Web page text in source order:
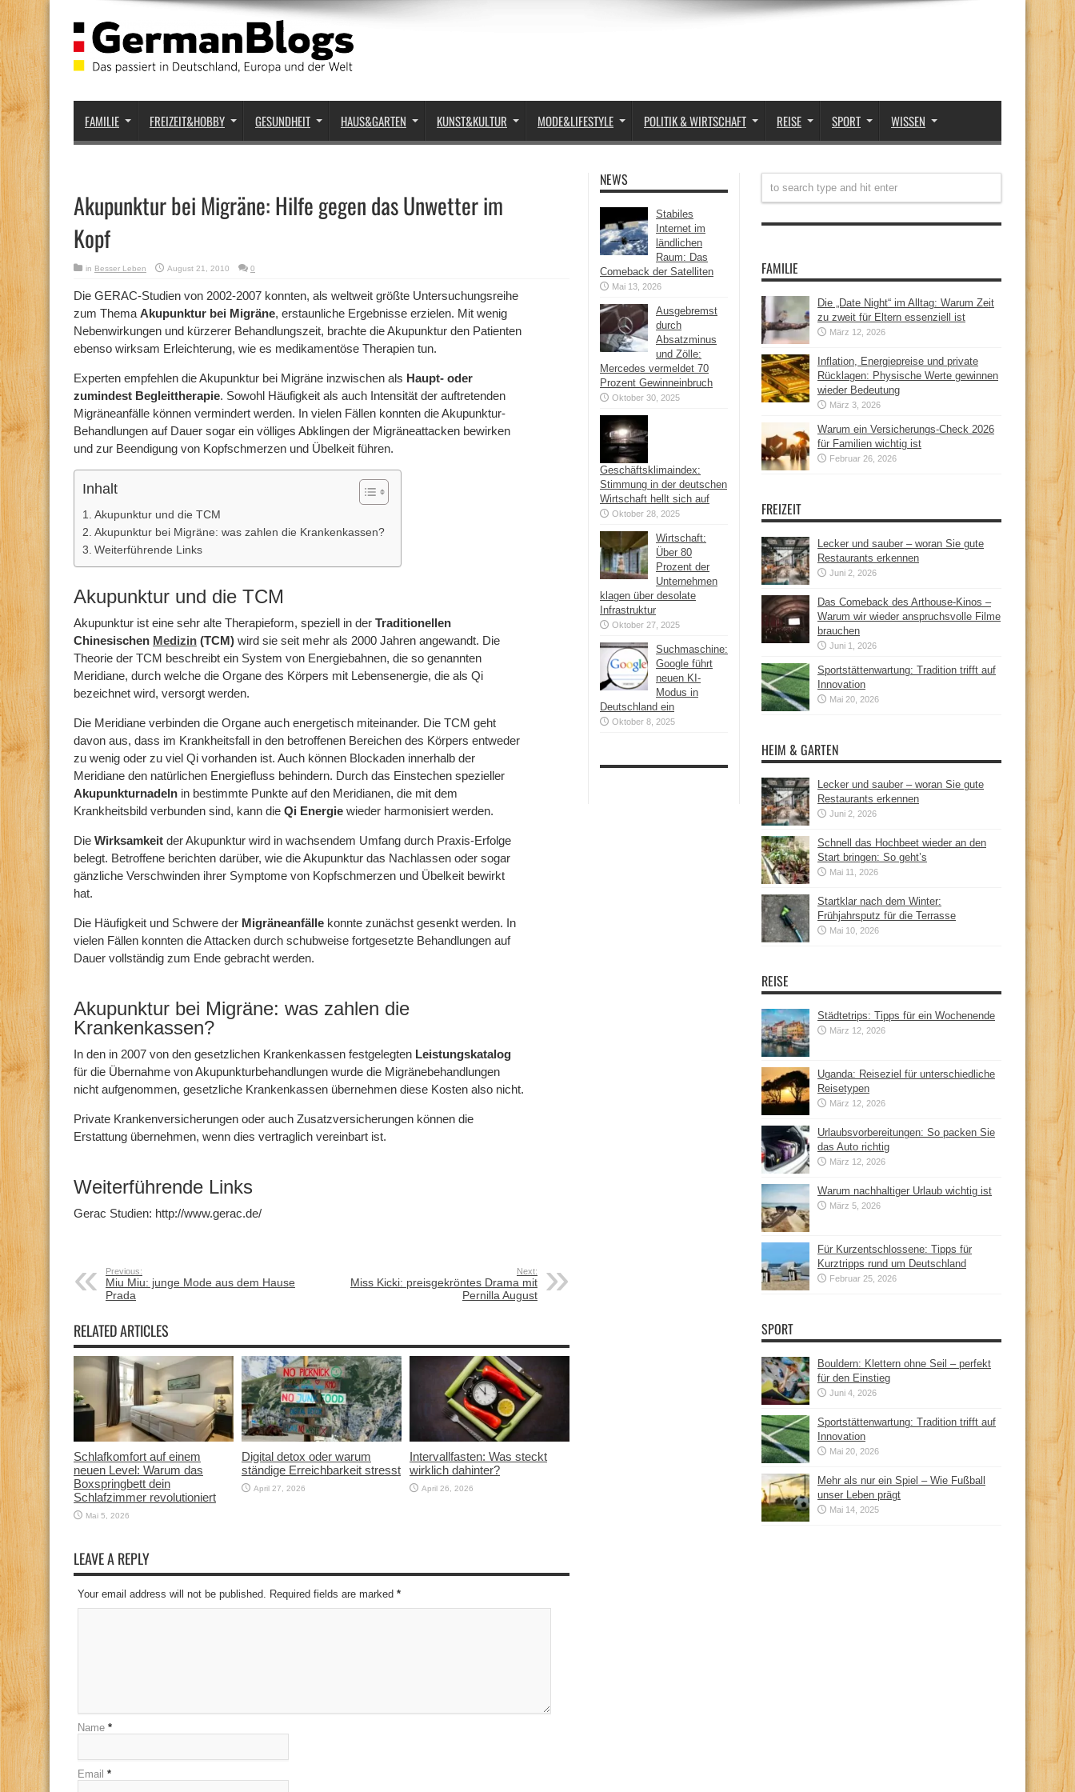
FAMILIE FREIZEIT&HOBBY GESUNDHEIT HAUS&GARTEN KUNST&KULTUR MODE&LIFESTYLE POLITIK & WIRTSCHAFT REISE SPORT WISSEN
Akupunktur bei Migräne: Hilfe gegen das Unwetter im
Kopf
in Besser Leben August 21, 2010 0
Die GERAC-Studien von 2002-2007 konnten, als weltweit größte Untersuchungsreihe
zum Thema Akupunktur bei Migräne, erstaunliche Ergebnisse erzielen. Mit wenig
Nebenwirkungen und kürzerer Behandlungszeit, brachte die Akupunktur den Patienten
ebenso wirksam Erleichterung, wie es medikamentöse Therapien tun.
Experten empfehlen die Akupunktur bei Migräne inzwischen als Haupt- oder
zumindest Begleittherapie. Sowohl Häufigkeit als auch Intensität der auftretenden
Migräneanfälle können vermindert werden. In vielen Fällen konnten die Akupunktur-
Behandlungen auf Dauer sogar ein völliges Abklingen der Migräneattacken bewirken
und zur Beendigung von Kopfschmerzen und Übelkeit führen.
Inhalt
Akupunktur und die TCM
Akupunktur bei Migräne: was zahlen die Krankenkassen?
Weiterführende Links
Akupunktur und die TCM
Akupunktur ist eine sehr alte Therapieform, speziell in der Traditionellen
Chinesischen Medizin (TCM) wird sie seit mehr als 2000 Jahren angewandt. Die
Theorie der TCM beschreibt ein System von Energiebahnen, die so genannten
Meridiane, durch welche die Organe des Körpers mit Lebensenergie, die als Qi
bezeichnet wird, versorgt werden.
Die Meridiane verbinden die Organe auch energetisch miteinander. Die TCM geht
davon aus, dass im Krankheitsfall in den betroffenen Bereichen des Körpers entweder
zu wenig oder zu viel Qi vorhanden ist. Auch können Blockaden innerhalb der
Meridiane den natürlichen Energiefluss behindern. Durch das Einstechen spezieller
Akupunkturnadeln in bestimmte Punkte auf den Meridianen, die mit dem
Krankheitsbild verbunden sind, kann die Qi Energie wieder harmonisiert werden.
Die Wirksamkeit der Akupunktur wird in wachsendem Umfang durch Praxis-Erfolge
belegt. Betroffene berichten darüber, wie die Akupunktur das Nachlassen oder sogar
gänzliche Verschwinden ihrer Symptome von Kopfschmerzen und Übelkeit bewirkt
hat.
Die Häufigkeit und Schwere der Migräneanfälle konnte zunächst gesenkt werden. In
vielen Fällen konnten die Attacken durch schubweise fortgesetzte Behandlungen auf
Dauer vollständig zum Ende gebracht werden.
Akupunktur bei Migräne: was zahlen die
Krankenkassen?
In den in 2007 von den gesetzlichen Krankenkassen festgelegten Leistungskatalog
für die Übernahme von Akupunkturbehandlungen wurde die Migränebehandlungen
nicht aufgenommen, gesetzliche Krankenkassen übernehmen diese Kosten also nicht.
Private Krankenversicherungen oder auch Zusatzversicherungen können die
Erstattung übernehmen, wenn dies vertraglich vereinbart ist.
Weiterführende Links
Gerac Studien: http://www.gerac.de/
Previous:
Miu Miu: junge Mode aus dem Hause
Prada
Next:
Miss Kicki: preisgekröntes Drama mit
Pernilla August
RELATED ARTICLES
Schlafkomfort auf einem
neuen Level: Warum das
Boxspringbett dein
Schlafzimmer revolutioniert
Mai 5, 2026
Digital detox oder warum
ständige Erreichbarkeit stresst
April 27, 2026
Intervallfasten: Was steckt
wirklich dahinter?
April 26, 2026
LEAVE A REPLY
Your email address will not be published. Required fields are marked *
Name *
Email *
NEWS
Stabiles
Internet im
ländlichen
Raum: Das
Comeback der Satelliten
Mai 13, 2026
Ausgebremst
durch
Absatzminus
und Zölle:
Mercedes vermeldet 70
Prozent Gewinneinbruch
Oktober 30, 2025
Geschäftsklimaindex:
Stimmung in der deutschen
Wirtschaft hellt sich auf
Oktober 28, 2025
Wirtschaft:
Über 80
Prozent der
Unternehmen
klagen über desolate
Infrastruktur
Oktober 27, 2025
Suchmaschine:
Google führt
neuen KI-
Modus in
Deutschland ein
Oktober 8, 2025
FAMILIE
Die „Date Night“ im Alltag: Warum Zeit
zu zweit für Eltern essenziell ist
März 12, 2026
Inflation, Energiepreise und private
Rücklagen: Physische Werte gewinnen
wieder Bedeutung
März 3, 2026
Warum ein Versicherungs-Check 2026
für Familien wichtig ist
Februar 26, 2026
FREIZEIT
Lecker und sauber – woran Sie gute
Restaurants erkennen
Juni 2, 2026
Das Comeback des Arthouse-Kinos –
Warum wir wieder anspruchsvolle Filme
brauchen
Juni 1, 2026
Sportstättenwartung: Tradition trifft auf
Innovation
Mai 20, 2026
HEIM & GARTEN
Lecker und sauber – woran Sie gute
Restaurants erkennen
Juni 2, 2026
Schnell das Hochbeet wieder an den
Start bringen: So geht’s
Mai 11, 2026
Startklar nach dem Winter:
Frühjahrsputz für die Terrasse
Mai 10, 2026
REISE
Städtetrips: Tipps für ein Wochenende
März 12, 2026
Uganda: Reiseziel für unterschiedliche
Reisetypen
März 12, 2026
Urlaubsvorbereitungen: So packen Sie
das Auto richtig
März 12, 2026
Warum nachhaltiger Urlaub wichtig ist
März 5, 2026
Für Kurzentschlossene: Tipps für
Kurztripps rund um Deutschland
Februar 25, 2026
SPORT
Bouldern: Klettern ohne Seil – perfekt
für den Einstieg
Juni 4, 2026
Sportstättenwartung: Tradition trifft auf
Innovation
Mai 20, 2026
Mehr als nur ein Spiel – Wie Fußball
unser Leben prägt
Mai 14, 2025